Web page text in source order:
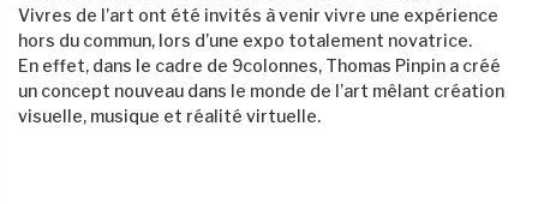
Vivres de l’art ont été invités à venir vivre une expérience
hors du commun, lors d’une expo totalement novatrice.
En effet, dans le cadre de 9colonnes, Thomas Pinpin a créé
un concept nouveau dans le monde de l’art mêlant création
visuelle, musique et réalité virtuelle.